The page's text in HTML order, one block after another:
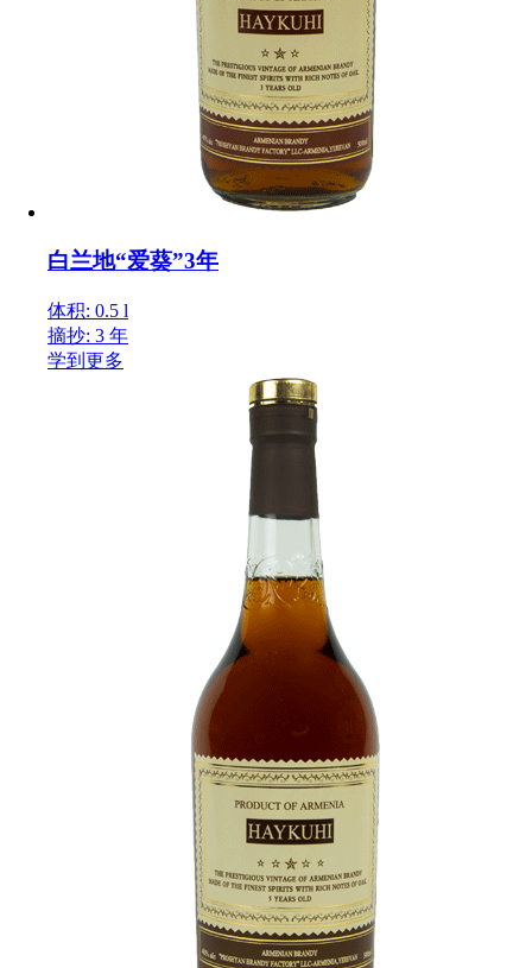
白兰地“爱葵”3年
体积: 0.5 l
摘抄: 3 年
学到更多